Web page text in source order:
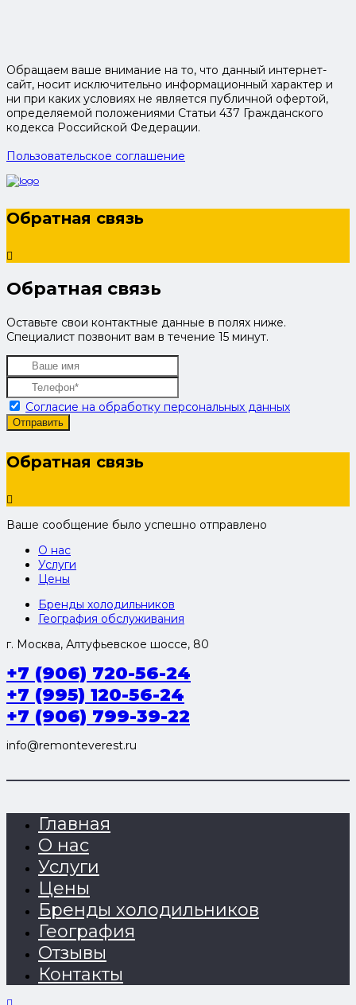
Обращаем ваше внимание на то, что данный интернет-
сайт, носит исключительно информационный характер и
ни при каких условиях не является публичной офертой,
определяемой положениями Статьи 437 Гражданского
кодекса Российской Федерации.
Пользовательское соглашение
Обратная связь
Обратная связь
Оставьте свои контактные данные в полях ниже.
Специалист позвонит вам в течение 15 минут.
Согласие на обработку персональных данных
Отправить
Обратная связь
Ваше сообщение было успешно отправлено
О нас
Услуги
Цены
Бренды холодильников
География обслуживания
г. Москва, Алтуфьевское шоссе, 80
+7 (906) 720-56-24
+7 (995) 120-56-24
+7 (906) 799-39-22
info@remonteverest.ru
Главная
О нас
Услуги
Цены
Бренды холодильников
География
Отзывы
Контакты